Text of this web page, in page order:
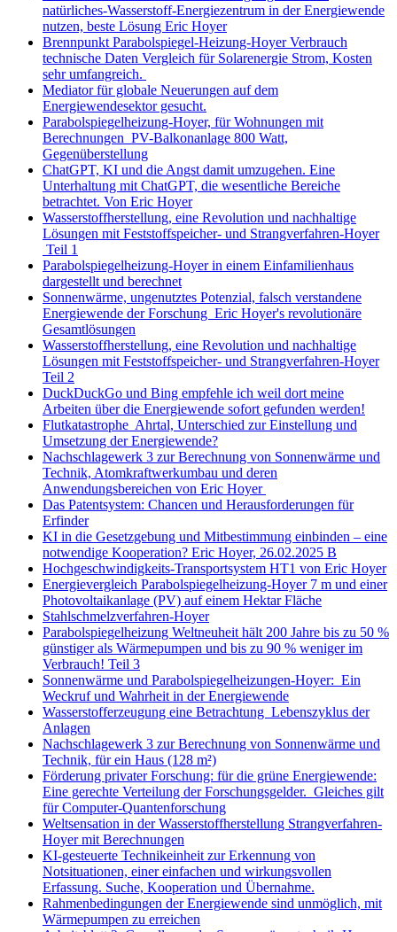
natürliches-Wasserstoff-Energiezentrum in der Energiewende
nutzen, beste Lösung Eric Hoyer
Brennpunkt Parabolspiegel-Heizung-Hoyer Verbrauch
technische Daten Vergleich für Solarenergie Strom, Kosten
sehr umfangreich.
Mediator für globale Neuerungen auf dem
Energiewendesektor gesucht.
Parabolspiegelheizung-Hoyer, für Wohnungen mit
Berechnungen PV-Balkonanlage 800 Watt,
Gegenüberstellung
ChatGPT, KI und die Angst damit umzugehen. Eine
Unterhaltung mit ChatGPT, die wesentliche Bereiche
betrachtet. Von Eric Hoyer
Wasserstoffherstellung, eine Revolution und nachhaltige
Lösungen mit Feststoffspeicher- und Strangverfahren-Hoyer
Teil 1
Parabolspiegelheizung-Hoyer in einem Einfamilienhaus
dargestellt und berechnet
Sonnenwärme, ungenutztes Potenzial, falsch verstandene
Energiewende der Forschung Eric Hoyer's revolutionäre
Gesamtlösungen
Wasserstoffherstellung, eine Revolution und nachhaltige
Lösungen mit Feststoffspeicher- und Strangverfahren-Hoyer
Teil 2
DuckDuckGo und Bing empfehle ich weil dort meine
Arbeiten über die Energiewende sofort gefunden werden!
Flutkatastrophe Ahrtal, Unterschied zur Einstellung und
Umsetzung der Energiewende?
Nachschlagewerk 3 zur Berechnung von Sonnenwärme und
Technik, Atomkraftwerkumbau und deren
Anwendungsbereichen von Eric Hoyer
Das Patentsystem: Chancen und Herausforderungen für
Erfinder
KI in die Gesetzgebung und Mitbestimmung einbinden – eine
notwendige Kooperation? Eric Hoyer, 26.02.2025 B
Hochgeschwindigkeits-Transportsystem HT1 von Eric Hoyer
Energievergleich Parabolspiegelheizung-Hoyer 7 m und einer
Photovoltaikanlage (PV) auf einem Hektar Fläche
Stahlschmelzverfahren-Hoyer
Parabolspiegelheizung Weltneuheit hält 200 Jahre bis zu 50 %
günstiger als Wärmepumpen und bis zu 90 % weniger im
Verbrauch! Teil 3
Sonnenwärme und Parabolspiegelheizungen-Hoyer: Ein
Weckruf und Wahrheit in der Energiewende
Wasserstofferzeugung eine Betrachtung Lebenszyklus der
Anlagen
Nachschlagewerk 3 zur Berechnung von Sonnenwärme und
Technik, für ein Haus (128 m²)
Förderung privater Forschung: für die grüne Energiewende:
Eine gerechte Verteilung der Forschungsgelder. Gleiches gilt
für Computer-Quantenforschung
Weltsensation in der Wasserstoffherstellung Strangverfahren-
Hoyer mit Berechnungen
KI-gesteuerte Technikeinheit zur Erkennung von
Notsituationen, einer einfachen und wirkungsvollen
Erfassung. Suche, Kooperation und Übernahme.
Rahmenbedingungen der Energiewende sind unmöglich, mit
Wärmepumpen zu erreichen